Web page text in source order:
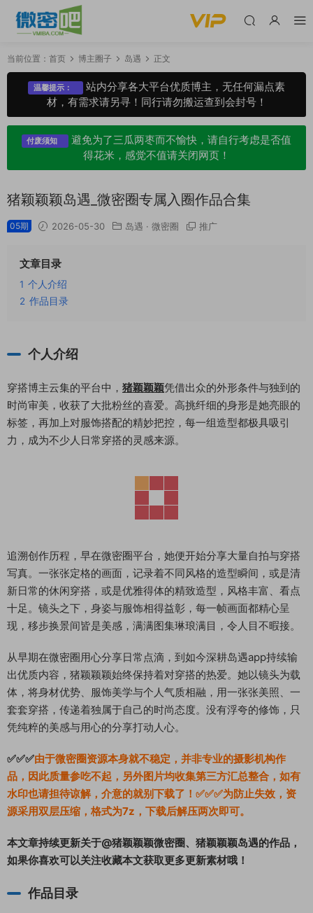
当前位置： 首页 博主圈子 岛遇 正文
温馨提示：
站内分享各大平台优质博主，无任何漏点素
材，有需求请另寻！同行请勿搬运查到会封号！
付废须知
避免为了三瓜两枣而不愉快，请自行考虑是否值
得花米，感觉不值请关闭网页！
猪颖颖颖岛遇_微密圈专属入圈作品合集
05期 2026-05-30 岛遇 · 微密圈 推广
文章目录
1 个人介绍
2 作品目录
个人介绍
穿搭博主云集的平台中， 猪颖颖颖凭借出众的外形条件与独到的
时尚审美，收获了大批粉丝的喜爱。高挑纤细的身形是她亮眼的
标签，再加上对服饰搭配的精妙把控，每一组造型都极具吸引
力，成为不少人日常穿搭的灵感来源。
追溯创作历程，早在微密圈平台，她便开始分享大量自拍与穿搭
写真。一张张定格的画面，记录着不同风格的造型瞬间，或是清
新日常的休闲穿搭，或是优雅得体的精致造型，风格丰富、看点
十足。镜头之下，身姿与服饰相得益彰，每一帧画面都精心呈
现，移步换景间皆是美感，满满图集琳琅满目，令人目不暇接。
从早期在微密圈用心分享日常点滴，到如今深耕岛遇app持续输
出优质内容，猪颖颖颖始终保持着对穿搭的热爱。她以镜头为载
体，将身材优势、服饰美学与个人气质相融，用一张张美照、一
套套穿搭，传递着独属于自己的时尚态度。没有浮夸的修饰，只
凭纯粹的美感与用心的分享打动人心。
✅✅✅由于微密圈资源本身就不稳定，并非专业的摄影机构作
品，因此质量参吃不起，另外图片均收集第三方汇总整合，如有
水印也请担待谅解，介意的就别下载了！✅✅✅为防止失效，资
源采用双层压缩，格式为7z，下载后解压两次即可。
本文章持续更新关于@猪颖颖颖微密圈、猪颖颖颖岛遇的作品，
如果你喜欢可以关注收藏本文获取更多更新素材哦！
作品目录